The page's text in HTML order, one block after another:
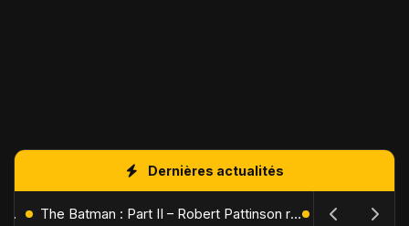
Dernières actualités
L'Âge de Glace : Le Réveil du Volcan – Manny, Sid et Diego de retour pour une aventure explosive The Batman : Part II – Robert Pattinson replonge dans les ténèbres de Gotham dès octobre 2027